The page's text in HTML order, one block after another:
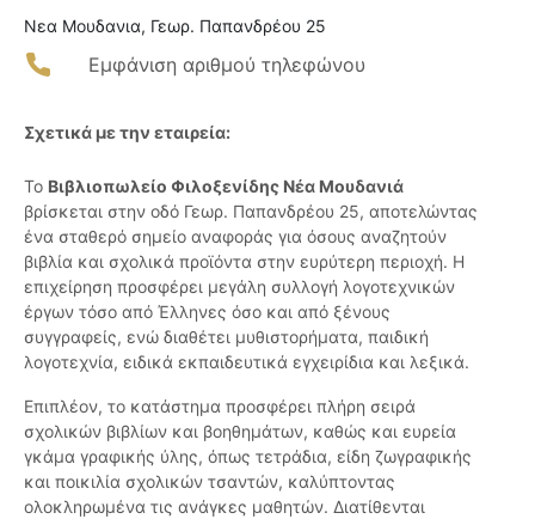
Νεα Μουδανια, Γεωρ. Παπανδρέου 25
Εμφάνιση αριθμού τηλεφώνου
Σχετικά με την εταιρεία:
Το Βιβλιοπωλείο Φιλοξενίδης Νέα Μουδανιά
βρίσκεται στην οδό Γεωρ. Παπανδρέου 25, αποτελώντας
ένα σταθερό σημείο αναφοράς για όσους αναζητούν
βιβλία και σχολικά προϊόντα στην ευρύτερη περιοχή. Η
επιχείρηση προσφέρει μεγάλη συλλογή λογοτεχνικών
έργων τόσο από Έλληνες όσο και από ξένους
συγγραφείς, ενώ διαθέτει μυθιστορήματα, παιδική
λογοτεχνία, ειδικά εκπαιδευτικά εγχειρίδια και λεξικά.
Επιπλέον, το κατάστημα προσφέρει πλήρη σειρά
σχολικών βιβλίων και βοηθημάτων, καθώς και ευρεία
γκάμα γραφικής ύλης, όπως τετράδια, είδη ζωγραφικής
και ποικιλία σχολικών τσαντών, καλύπτοντας
ολοκληρωμένα τις ανάγκες μαθητών. Διατίθενται